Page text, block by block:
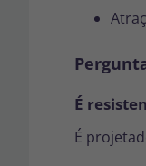
É
É